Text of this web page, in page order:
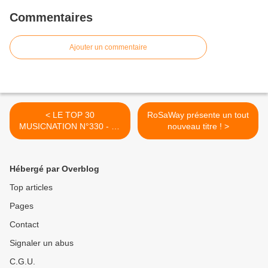
Commentaires
Ajouter un commentaire
< LE TOP 30
MUSICNATION N°330 - 10
OCTOBRE 2021
RoSaWay présente un tout
nouveau titre ! >
Hébergé par Overblog
Top articles
Pages
Contact
Signaler un abus
C.G.U.